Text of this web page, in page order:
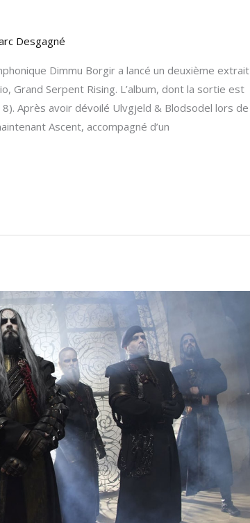
Desgagné
Dimmu Borgir a lancé un deuxième extrait
Grand Serpent Rising. L’album, dont la sortie est
Après avoir dévoilé Ulvgjeld & Blodsodel lors de
Ascent, accompagné d’un